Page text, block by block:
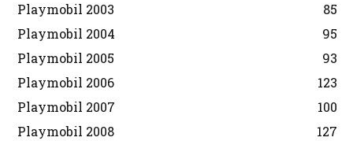
Playmobil 2003
85
Playmobil 2004
95
Playmobil 2005
93
Playmobil 2006
123
Playmobil 2007
100
Playmobil 2008
127